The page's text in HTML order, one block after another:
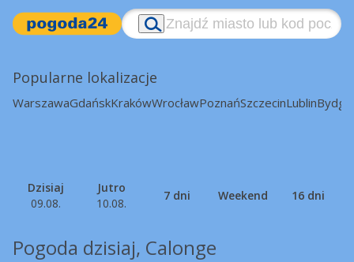
Popularne lokalizacje
WarszawaGdańskKrakówWrocławPoznańSzczecinLublin
Dzisiaj
09.08.
Jutro
10.08.
7 dni Weekend 16 dni
Pogoda dzisiaj, Calonge